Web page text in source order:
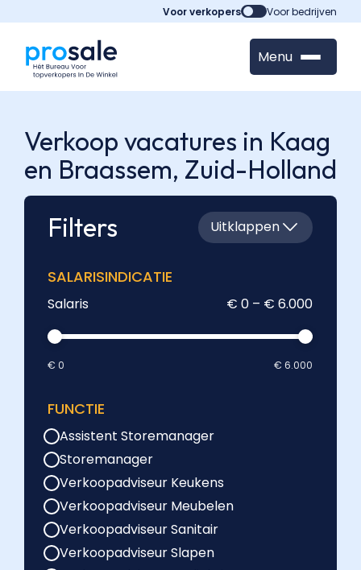
Voor verkopers Voor bedrijven
Menu
Verkoop vacatures in Kaag
en Braassem, Zuid-Holland
Filters
Uitklappen
SALARISINDICATIE
Salaris € 0 – € 6.000
€ 0 € 6.000
FUNCTIE
Assistent Storemanager
Storemanager
Verkoopadviseur Keukens
Verkoopadviseur Meubelen
Verkoopadviseur Sanitair
Verkoopadviseur Slapen